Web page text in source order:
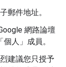
郵件地址。
網路論壇
人」成員。
建議您只授予